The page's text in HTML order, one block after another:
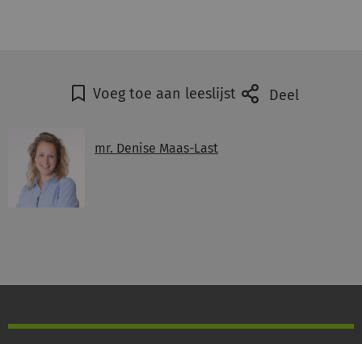
Voeg toe aan leeslijst Deel
mr. Denise Maas-Last